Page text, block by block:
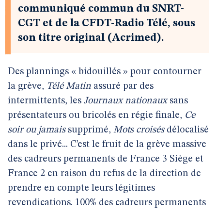
communiqué commun du SNRT-
CGT et de la CFDT-Radio Télé, sous
son titre original (Acrimed).
Des plannings « bidouillés » pour contourner
la grève, Télé Matin assuré par des
intermittents, les Journaux nationauxsans
présentateurs ou bricolés en régie finale, Ce
soir ou jamaissupprimé, Mots croisésdélocalisé
dans le privé... C’est le fruit de la grève massive
des cadreurs permanents de France 3 Siège et
France 2 en raison du refus de la direction de
prendre en compte leurs légitimes
revendications. 100% des cadreurs permanents